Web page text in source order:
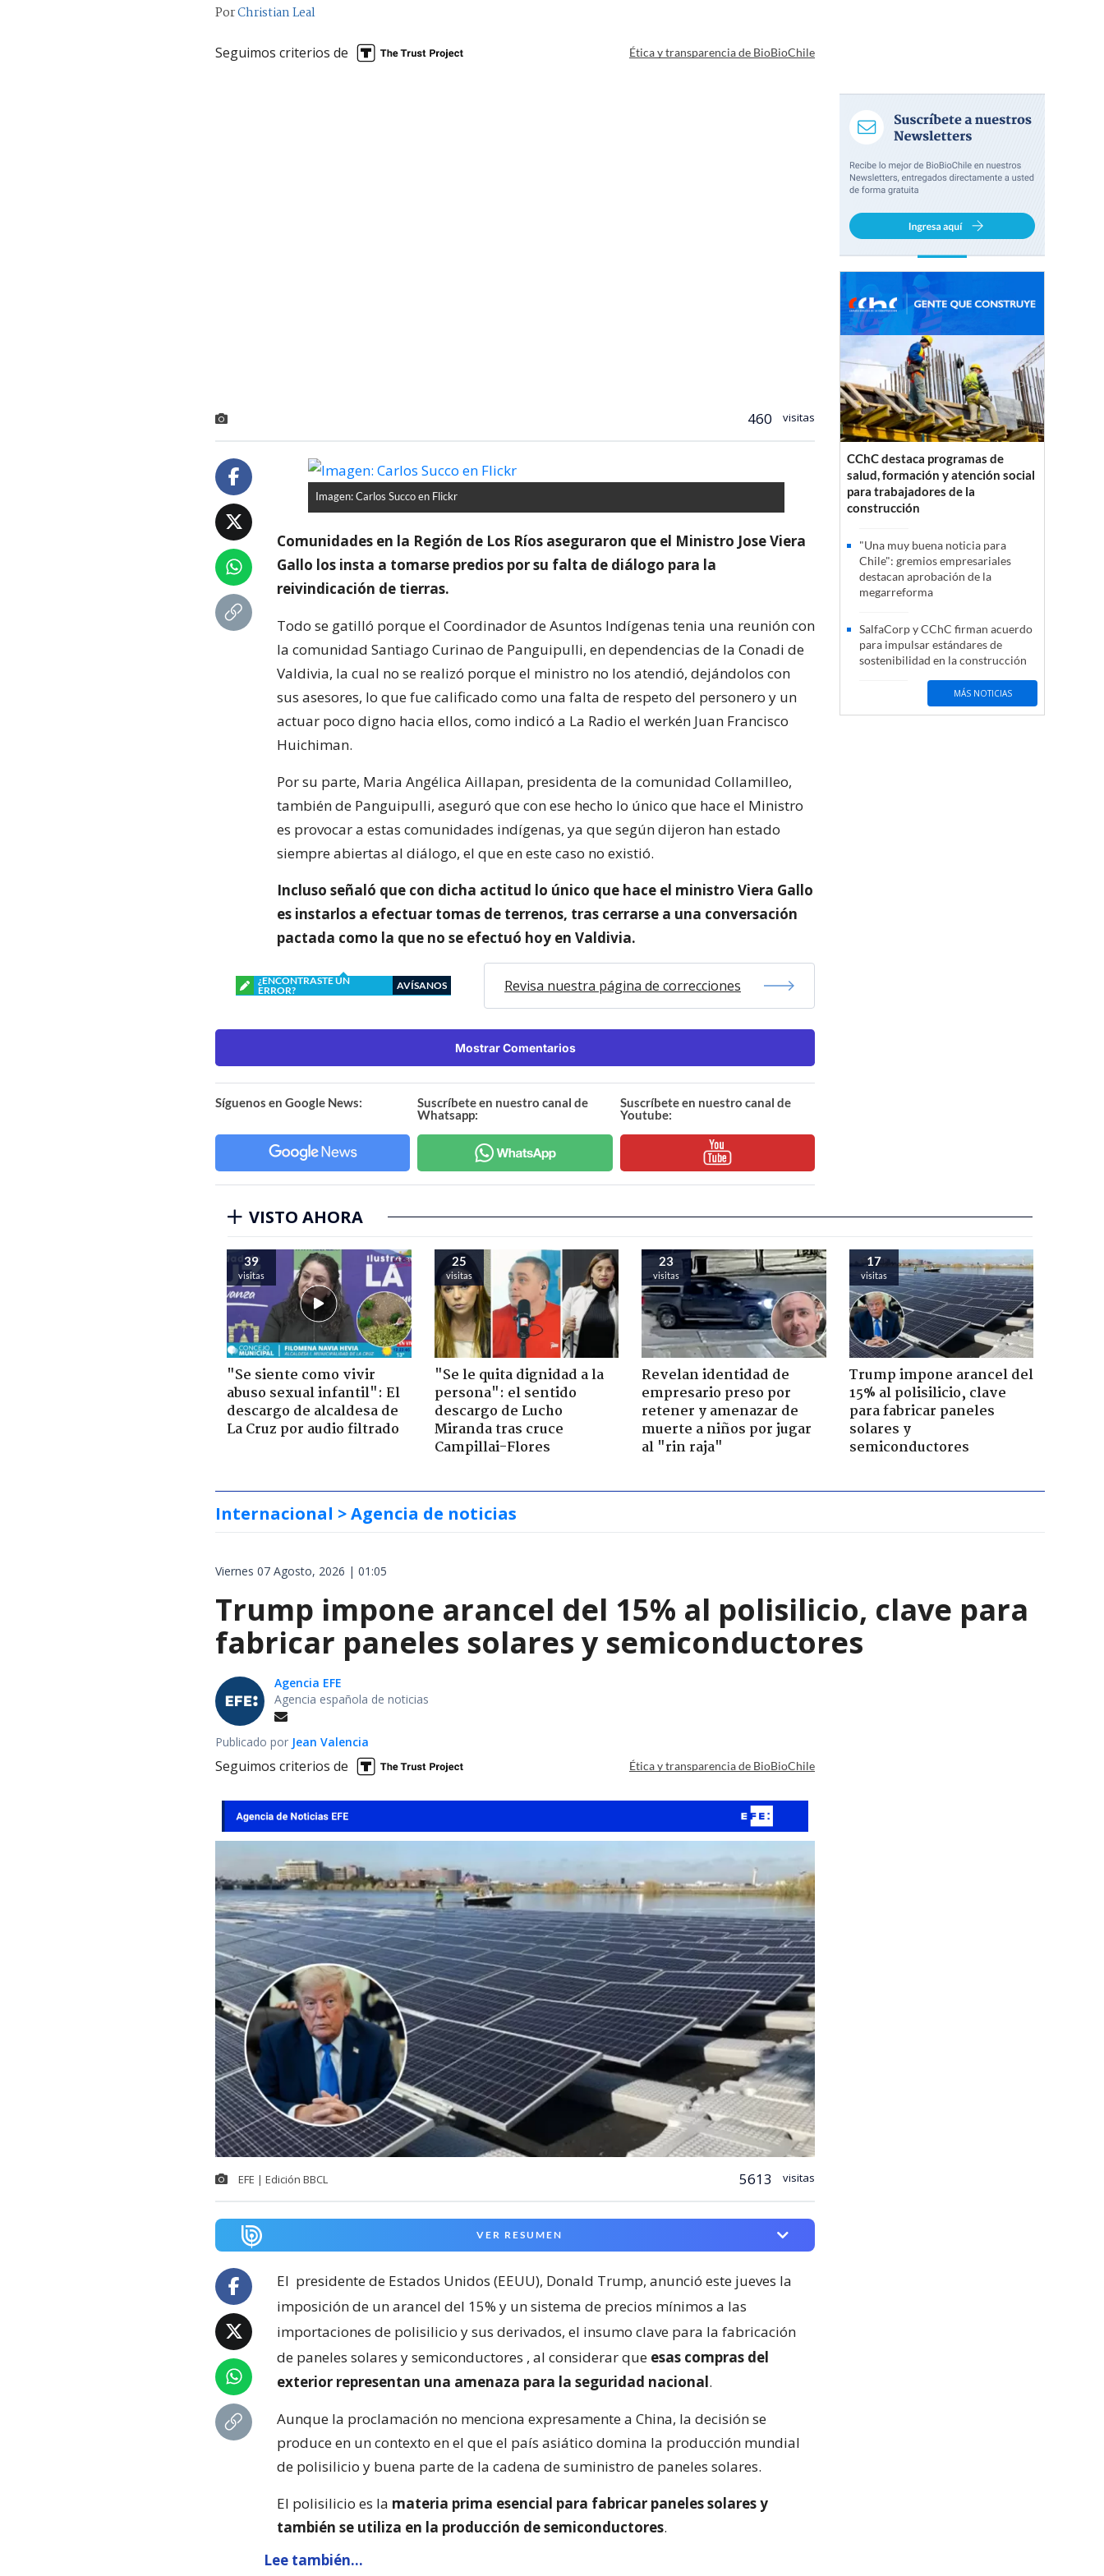
PorChristian Leal
Seguimos criterios de Ética y transparencia de BioBioChile
460 visitas
Imagen: Carlos Succo en Flickr
Comunidades en la Región de Los Ríos aseguraron que el Ministro Jose Viera
Gallo los insta a tomarse predios por su falta de diálogo para la
reivindicación de tierras.
Todo se gatilló porque el Coordinador de Asuntos Indígenas tenia una reunión con
la comunidad Santiago Curinao de Panguipulli, en dependencias de la Conadi de
Valdivia, la cual no se realizó porque el ministro no los atendió, dejándolos con
sus asesores, lo que fue calificado como una falta de respeto del personero y un
actuar poco digno hacia ellos, como indicó a La Radio el werkén Juan Francisco
Huichiman.
Por su parte, Maria Angélica Aillapan, presidenta de la comunidad Collamilleo,
también de Panguipulli, aseguró que con ese hecho lo único que hace el Ministro
es provocar a estas comunidades indígenas, ya que según dijeron han estado
siempre abiertas al diálogo, el que en este caso no existió.
Incluso señaló que con dicha actitud lo único que hace el ministro Viera Gallo
es instarlos a efectuar tomas de terrenos, tras cerrarse a una conversación
pactada como la que no se efectuó hoy en Valdivia.
¿ENCONTRASTE UN
ERROR?
AVÍSANOS Revisa nuestra página de correcciones
Mostrar Comentarios
Síguenos en Google News:
Suscríbete en nuestro canal de
Whatsapp:
Suscríbete en nuestro canal de
Youtube:
CChC destaca programas de
salud, formación y atención social
para trabajadores de la
construcción
"Una muy buena noticia para
Chile": gremios empresariales
destacan aprobación de la
megarreforma
SalfaCorp y CChC firman acuerdo
para impulsar estándares de
sostenibilidad en la construcción
MÁS NOTICIAS
VISTO AHORA
39
visitas
"Se siente como vivir
abuso sexual infantil": El
descargo de alcaldesa de
La Cruz por audio filtrado
25
visitas
"Se le quita dignidad a la
persona": el sentido
descargo de Lucho
Miranda tras cruce
Campillai-Flores
23
visitas
Revelan identidad de
empresario preso por
retener y amenazar de
muerte a niños por jugar
al "rin raja"
17
visitas
Trump impone arancel del
15% al polisilicio, clave
para fabricar paneles
solares y
semiconductores
Internacional > Agencia de noticias
Viernes 07 Agosto, 2026 | 01:05
Trump impone arancel del 15% al polisilicio, clave para
fabricar paneles solares y semiconductores
Agencia EFE
Agencia española de noticias
Publicado por Jean Valencia
Seguimos criterios de Ética y transparencia de BioBioChile
EFE | Edición BBCL 5613 visitas
VER RESUMEN
El presidente de Estados Unidos (EEUU), Donald Trump, anunció este jueves la
imposición de un arancel del 15% y un sistema de precios mínimos a las
importaciones de polisilicio y sus derivados, el insumo clave para la fabricación
de paneles solares y semiconductores , al considerar que esas compras del
exterior representan una amenaza para la seguridad nacional.
Aunque la proclamación no menciona expresamente a China, la decisión se
produce en un contexto en el que el país asiático domina la producción mundial
de polisilicio y buena parte de la cadena de suministro de paneles solares.
El polisilicio es la materia prima esencial para fabricar paneles solares y
también se utiliza en la producción de semiconductores.
Lee también...